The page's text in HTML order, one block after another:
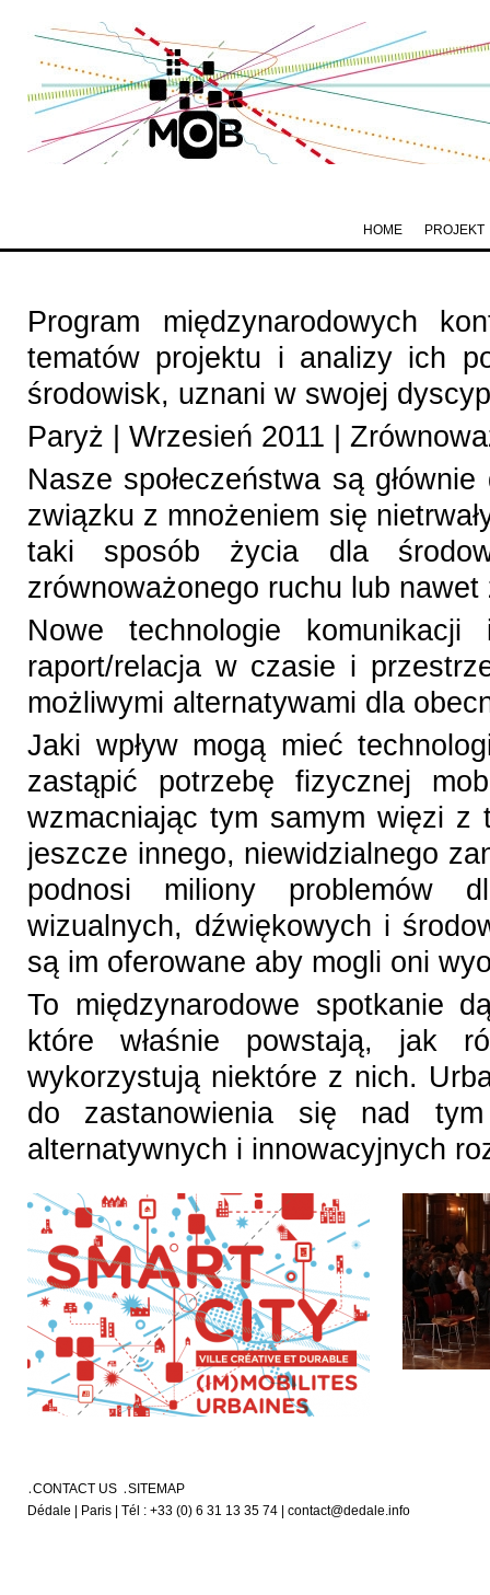
Program międzynarodowych
tematów projektu i analizy ich
środowisk, uznani w swojej
Paryż | Wrzesień 2011 |
Nasze społeczeństwa są
związku z mnożeniem się
taki sposób życia dla
zrównoważonego ruchu lub
Nowe technologie
raport/relacja w czasie i
możliwymi alternatywami dla
Jaki wpływ mogą mieć
zastąpić potrzebę fizycznej
wzmacniając tym samym więzi z
jeszcze innego, niewidzialnego
podnosi miliony problemów
wizualnych, dźwiękowych i
są im oferowane aby mogli oni
To międzynarodowe spotkanie
które właśnie powstają, jak
wykorzystują niektóre z nich.
do zastanowienia się nad
alternatywnych i innowacyjnych
PROJEKT
HOME
CONTACT US
SITEMAP
Dédale | Paris | Tél : +33 (0) 6 31 13 35 74 | contact@dedale.info